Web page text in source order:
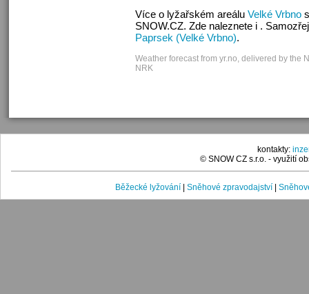
Více o lyžařském areálu Velké Vrbno
SNOW.CZ. Zde naleznete i .
Paprsek (Velké Vrbno).
Weather forecast from yr.no, delivered by the
NRK
kontakty:
© SNOW CZ s.r.o. - využití
Běžecké lyžování Sněhové zpravodajství